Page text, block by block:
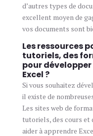
d’autres types de
excellent moyen de
vos documents sont
Les ressources
tutoriels, des
pour
Excel ?
Si vous souhaitez
il existe de
Les sites web de
tutoriels, des cours et
aider à apprendre